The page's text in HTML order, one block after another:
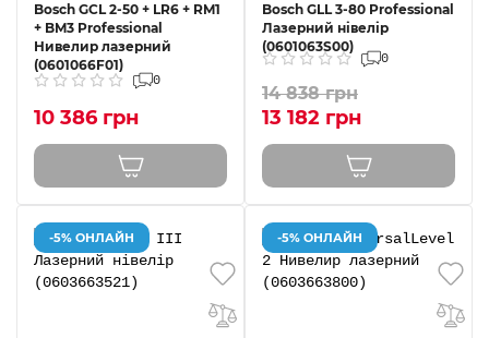
Bosch GCL 2-50 + LR6 + RM1
+ BM3 Professional
Нивелир лазерний
(0601066F01)
0
10 386 грн
Bosch GLL 3-80 Professional
Лазерний нівелір
(0601063S00)
0
14 838 грн
13 182 грн
-5% ОНЛАЙН -5% ОНЛАЙН